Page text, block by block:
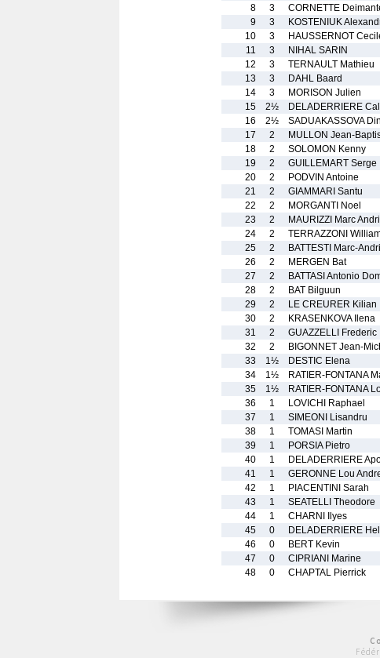
8
3 CORNETTE
9
3 KOSTENIUK
10
3 HAUSSERNOT
11
3 NIHAL SARIN
12
3 TERNAULT Mathieu
13
3 DAHL Baard
14
3 MORISON Julien
15
2½ DELADERRIERE
16
2½ SADUAKASSOVA
17
2 MULLON Jean-
18
2 SOLOMON Kenny
19
2 GUILLEMART Serge
20
2 PODVIN Antoine
21
2 GIAMMARI Santu
22
2 MORGANTI Noel
23
2 MAURIZZI Marc
24
2 TERRAZZONI
25
2 BATTESTI Marc-
26
2 MERGEN Bat
27
2 BATTASI Antonio
28
2 BAT Bilguun
29
2 LE CREURER Kilian
30
2 KRASENKOVA Ilena
31
2 GUAZZELLI Frederic
32
2 BIGONNET Jean-
33
1½ DESTIC Elena
34
1½ RATIER-FONTANA
35
1½ RATIER-FONTANA
36
1 LOVICHI Raphael
37
1 SIMEONI Lisandru
38
1 TOMASI Martin
39
1 PORSIA Pietro
40
1 DELADERRIERE
41
1 GERONNE Lou
42
1 PIACENTINI Sarah
43
1 SEATELLI Theodore
44
1 CHARNI Ilyes
45
0 DELADERRIERE
46
0 BERT Kevin
47
0 CIPRIANI Marine
48
0 CHAPTAL Pierrick